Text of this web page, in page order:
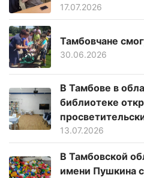
17.07.2026
Тамбовчане
30.06.2026
В Тамбове в
библиотеке
13.07.2026
В Тамбовской
имени Пушкина